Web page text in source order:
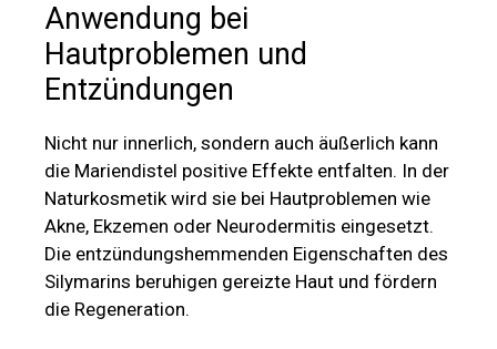
Anwendung bei
Hautproblemen und
Entzündungen
Nicht nur innerlich, sondern auch äußerlich kann
die Mariendistel positive Effekte entfalten. In der
Naturkosmetik wird sie bei Hautproblemen wie
Akne, Ekzemen oder Neurodermitis eingesetzt.
Die entzündungshemmenden Eigenschaften des
Silymarins beruhigen gereizte Haut und fördern
die Regeneration.